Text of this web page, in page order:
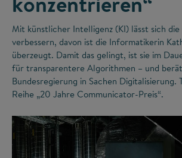
Mit künstlicher Intelligenz (KI) lässt sich
verbessern, davon ist die Informatikerin
überzeugt. Damit das gelingt, ist sie im
für transparentere Algorithmen – und
Bundesregierung in Sachen Digitalisierung.
Reihe „20 Jahre Communicator-Preis“.